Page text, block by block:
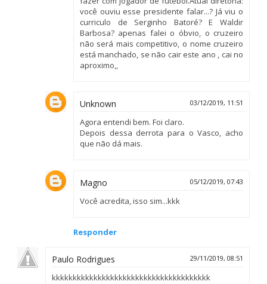
você ouviu esse presidente falar...? Já viu o
curriculo de Serginho Batoré? E Waldir
Barbosa? apenas falei o óbvio, o cruzeiro
não será mais competitivo, o nome cruzeiro
está manchado, se não cair este ano , cai no
aproximo,,
Unknown 03/12/2019, 11:51
Agora entendi bem. Foi claro.
Depois dessa derrota para o Vasco, acho
que não dá mais.
Magno 05/12/2019, 07:43
Você acredita, isso sim...kkk
Responder
Paulo Rodrigues 29/11/2019, 08:51
kkkkkkkkkkkkkkkkkkkkkkkkkkkkkkkkkkkkkk